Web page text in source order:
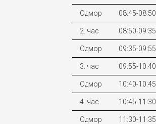
Одмор 08:45-08:50
2. час 08:50-09:35
Одмор 09:35-09:55
3. час 09:55-10:40
Одмор 10:40-10:45
4. час 10:45-11:30
Одмор 11:30-11:35